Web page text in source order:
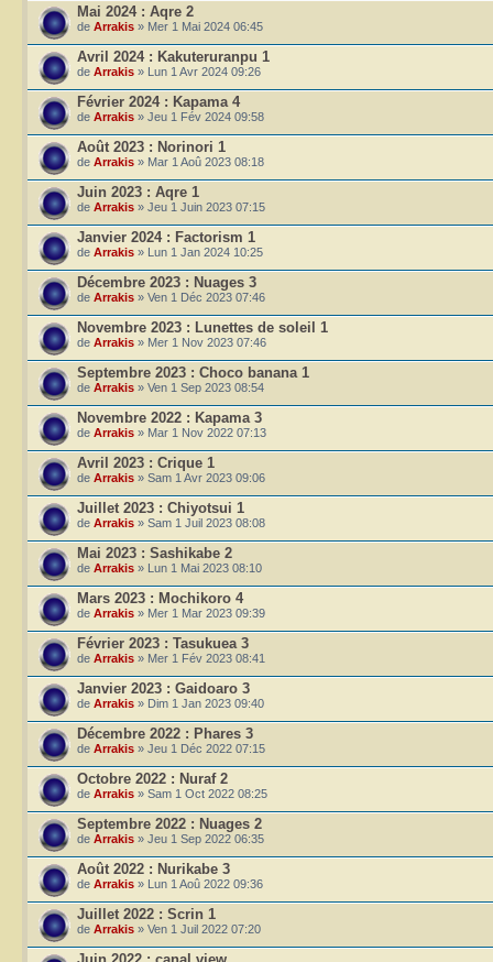
Mai 2024 : Aqre 2
de Arrakis » Mer 1 Mai 2024 06:45
Avril 2024 : Kakuteruranpu 1
de Arrakis » Lun 1 Avr 2024 09:26
Février 2024 : Kapama 4
de Arrakis » Jeu 1 Fév 2024 09:58
Août 2023 : Norinori 1
de Arrakis » Mar 1 Aoû 2023 08:18
Juin 2023 : Aqre 1
de Arrakis » Jeu 1 Juin 2023 07:15
Janvier 2024 : Factorism 1
de Arrakis » Lun 1 Jan 2024 10:25
Décembre 2023 : Nuages 3
de Arrakis » Ven 1 Déc 2023 07:46
Novembre 2023 : Lunettes de soleil 1
de Arrakis » Mer 1 Nov 2023 07:46
Septembre 2023 : Choco banana 1
de Arrakis » Ven 1 Sep 2023 08:54
Novembre 2022 : Kapama 3
de Arrakis » Mar 1 Nov 2022 07:13
Avril 2023 : Crique 1
de Arrakis » Sam 1 Avr 2023 09:06
Juillet 2023 : Chiyotsui 1
de Arrakis » Sam 1 Juil 2023 08:08
Mai 2023 : Sashikabe 2
de Arrakis » Lun 1 Mai 2023 08:10
Mars 2023 : Mochikoro 4
de Arrakis » Mer 1 Mar 2023 09:39
Février 2023 : Tasukuea 3
de Arrakis » Mer 1 Fév 2023 08:41
Janvier 2023 : Gaidoaro 3
de Arrakis » Dim 1 Jan 2023 09:40
Décembre 2022 : Phares 3
de Arrakis » Jeu 1 Déc 2022 07:15
Octobre 2022 : Nuraf 2
de Arrakis » Sam 1 Oct 2022 08:25
Septembre 2022 : Nuages 2
de Arrakis » Jeu 1 Sep 2022 06:35
Août 2022 : Nurikabe 3
de Arrakis » Lun 1 Aoû 2022 09:36
Juillet 2022 : Scrin 1
de Arrakis » Ven 1 Juil 2022 07:20